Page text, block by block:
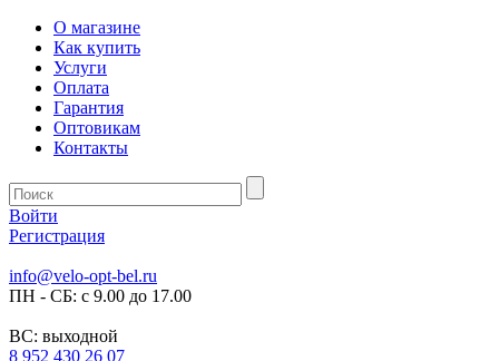
О магазине
Как купить
Услуги
Оплата
Гарантия
Оптовикам
Контакты
Войти
Регистрация
info@velo-opt-bel.ru
ПН - СБ: с 9.00 до 17.00
ВС: выходной
8 952 430 26 07